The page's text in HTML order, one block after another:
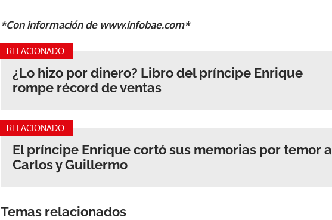
*Con información de www.infobae.com*
RELACIONADO
¿Lo hizo por dinero? Libro del príncipe Enrique
rompe récord de ventas
RELACIONADO
El príncipe Enrique cortó sus memorias por temor a
Carlos y Guillermo
Temas relacionados